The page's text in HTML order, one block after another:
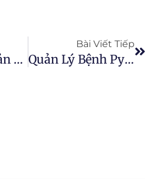
Biện Pháp Quản Lý Dịch Hại Chính Trên Bông
Bài Viết Tiếp
Quản Lý Bệnh Pythium